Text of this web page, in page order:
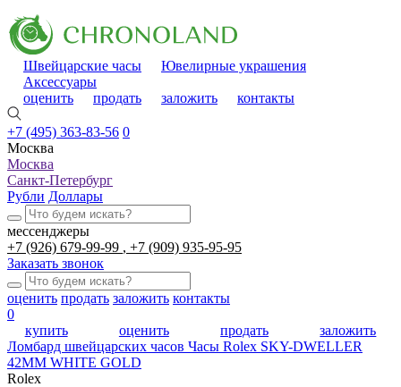
Швейцарские часы
Ювелирные украшения
Аксессуары
оценить
продать заложить контакты
+7 (495) 363-83-56 0
Москва
Москва
Санкт-Петербург
Рубли Доллары
мессенджеры
+7 (926) 679-99-99
+7 (909) 935-95-95
Заказать звонок
оценить продать заложить контакты
0
купить
оценить продать
заложить
Ломбард швейцарских часов Часы Rolex SKY-DWELLER
42MM WHITE GOLD
Rolex